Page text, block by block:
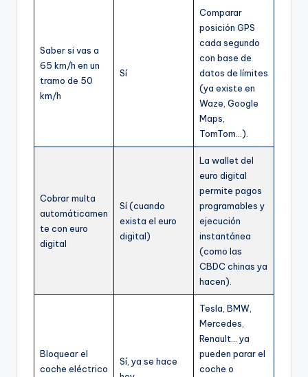
Saber si vas a
65 km/h en un
tramo de 50
km/h
Sí
Comparar
posición GPS
cada segundo
con base de
datos de límites
(ya existe en
Waze, Google
Maps,
TomTom…).
Cobrar multa
automáticamen
te con euro
digital
Sí (cuando
exista el euro
digital)
La wallet del
euro digital
permite pagos
programables y
ejecución
instantánea
(como las
CBDC chinas ya
hacen).
Bloquear el
coche eléctrico
Sí, ya se hace
Tesla, BMW,
Mercedes,
Renault… ya
pueden parar el
coche o